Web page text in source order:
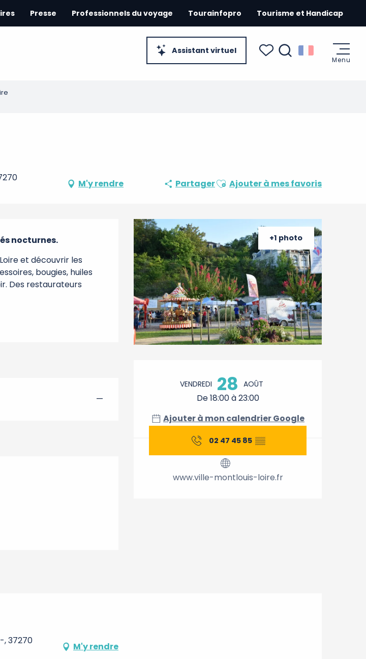
Assistant virtuel
Presse Professionnels du voyage Tourainfopro Tourisme et Handicap
Menu
M'y rendre PartagerAjouter aux favoris
Ajouter à mes favoris
+1 photo
Ouverture et
VENDREDI 28 AOÛT
De 18:00 à 23:00
Ajouter à mon calendrier Google
02 47 45 85 ▒▒
www.ville-montlouis-loire.fr
nocturnes.
et découvrir les
bougies, huiles
Des restaurateurs
—
37270
M'y rendre